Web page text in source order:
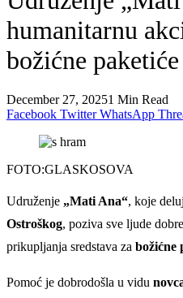
humanitarnu
božićne paketiće
December 27, 20251 Min Read
Facebook Twitter WhatsApp
FOTO:GLASKOSOVA
Udruženje „Mati Ana“, koje
Ostroškog, poziva sve ljude
prikupljanja sredstava za božićne
Pomoć je dobrodošla u vidu